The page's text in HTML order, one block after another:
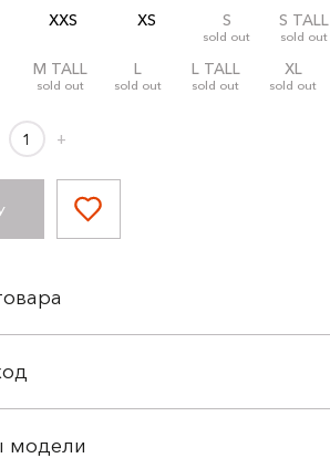
XXS XS S
sold out
S TALL
sold out
M TALL
sold out
L
sold out
L TALL
sold out
XL
sold out
+
модели